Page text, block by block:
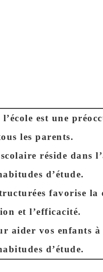
est une
les parents.
réside dans
d’étude.
favorise
et l’efficacité.
aider vos enfants à
d’étude.